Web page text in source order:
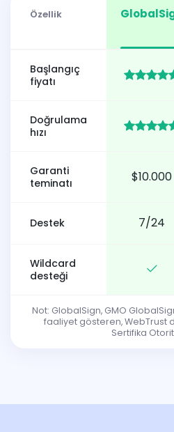
Özellik
Başlangıç
fiyatı
Doğrulama
hızı
Garanti
teminatı
$10.000
Destek 7/24
Wildcard
desteği
Not: GlobalSign, GMO
faaliyet gösteren, WebTrust
Sertifika